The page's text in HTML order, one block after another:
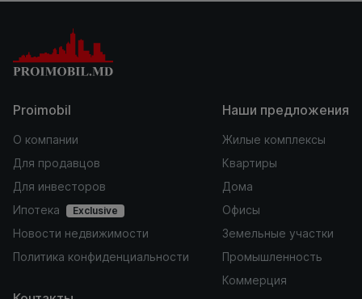
Proimobil
О компании
Для продавцов
Для инвесторов
Ипотека
Exclusive
Новости недвижимости
Политика конфиденциальности
Наши предложения
Жилые комплексы
Квартиры
Дома
Офисы
Земельные участки
Промышленность
Коммерция